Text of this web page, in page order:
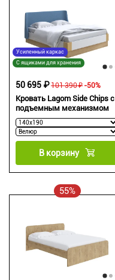
Усиленный каркас
С ящиками для хранения
Кровать Lagom Side Chips с
подъемным механизмом
101 390 ₽
50 695 ₽ -50%
В корзину
55%